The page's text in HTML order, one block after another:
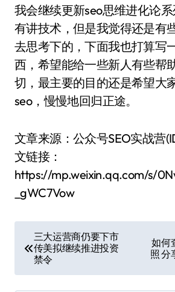
我会继续更新seo思维进化论
有讲技术，但是我觉得还是有
去思考下的，下面我也打算写
西，希望能给一些新人有些帮
切，最主要的目的还是希望大
seo，慢慢地回归正途。
文章来源：公众号SEO实战营
文链接：
https://mp.weixin.qq.com/s/
_gWC7Vow
章
导
三大运营商仍要下市
传美拟继续推进投资
禁令
如何
照 分